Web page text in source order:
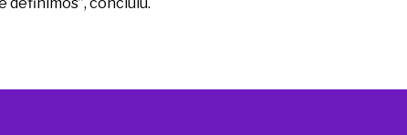
definimos”, concluiu.